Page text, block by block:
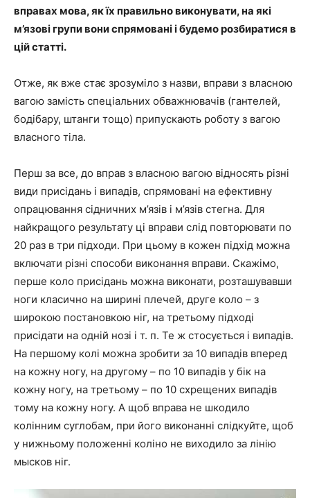
вправах мова, як їх правильно виконувати, на які
м’язові групи вони спрямовані і будемо розбиратися в
цій статті.
Отже, як вже стає зрозуміло з назви, вправи з власною
вагою замість спеціальних обважнювачів (гантелей,
бодібару, штанги тощо) припускають роботу з вагою
власного тіла.
Перш за все, до вправ з власною вагою відносять різні
види присідань і випадів, спрямовані на ефективну
опрацювання сідничних м’язів і м’язів стегна. Для
найкращого результату ці вправи слід повторювати по
20 раз в три підходи. При цьому в кожен підхід можна
включати різні способи виконання вправи. Скажімо,
перше коло присідань можна виконати, розташувавши
ноги класично на ширині плечей, друге коло – з
широкою постановкою ніг, на третьому підході
присідати на одній нозі і т. п. Те ж стосується і випадів.
На першому колі можна зробити за 10 випадів вперед
на кожну ногу, на другому – по 10 випадів у бік на
кожну ногу, на третьому – по 10 схрещених випадів
тому на кожну ногу. А щоб вправа не шкодило
колінним суглобам, при його виконанні слідкуйте, щоб
у нижньому положенні коліно не виходило за лінію
мысков ніг.